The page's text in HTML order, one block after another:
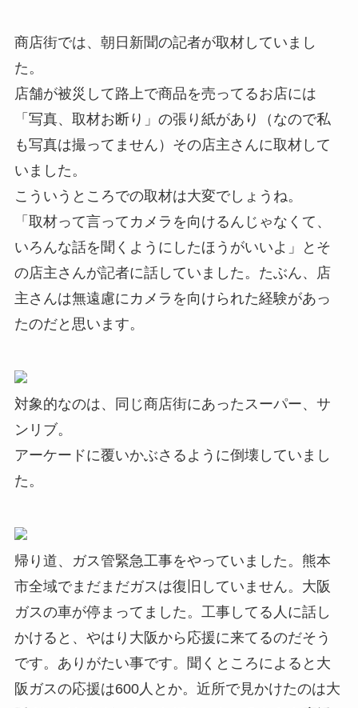
商店街では、朝日新聞の記者が取材していまし
た。
店舗が被災して路上で商品を売ってるお店には
「写真、取材お断り」の張り紙があり（なので私
も写真は撮ってません）その店主さんに取材して
いました。
こういうところでの取材は大変でしょうね。
「取材って言ってカメラを向けるんじゃなくて、
いろんな話を聞くようにしたほうがいいよ」とそ
の店主さんが記者に話していました。たぶん、店
主さんは無遠慮にカメラを向けられた経験があっ
たのだと思います。
対象的なのは、同じ商店街にあったスーパー、サ
ンリブ。
アーケードに覆いかぶさるように倒壊していまし
た。
帰り道、ガス管緊急工事をやっていました。熊本
市全域でまだまだガスは復旧していません。大阪
ガスの車が停まってました。工事してる人に話し
かけると、やはり大阪から応援に来てるのだそう
です。ありがたい事です。聞くところによると大
阪ガスの応援は600人とか。近所で見かけたのは大